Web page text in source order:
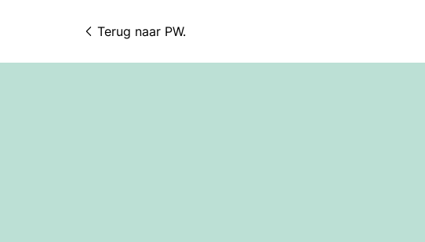
Terug naar PW.